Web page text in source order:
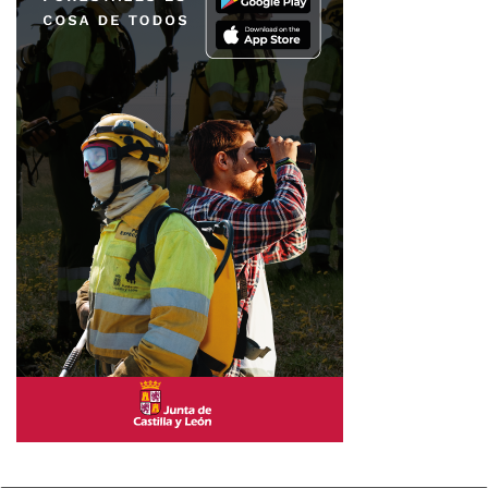
sin dejarte vacío.
Horóscopo signo a signo: qué
hacer hoy sin complicarte
HORÓSCOPO SIGNO A SIGNO
ARIES
Te conviene: empezar el día con una lista corta y realista.
Evita: responder mensajes delicados mientras estás
cansado o con prisa.
Amor: una frase directa funcionará mejor que insinuar
Trabajo/Dinero: revisa un pago, una reserva o una
compra pendiente.